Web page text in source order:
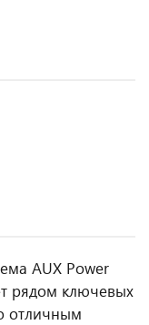
AUX Power
рядом ключевых
отличным